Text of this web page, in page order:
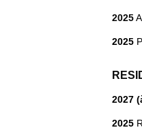
2025
2025
2027
2025